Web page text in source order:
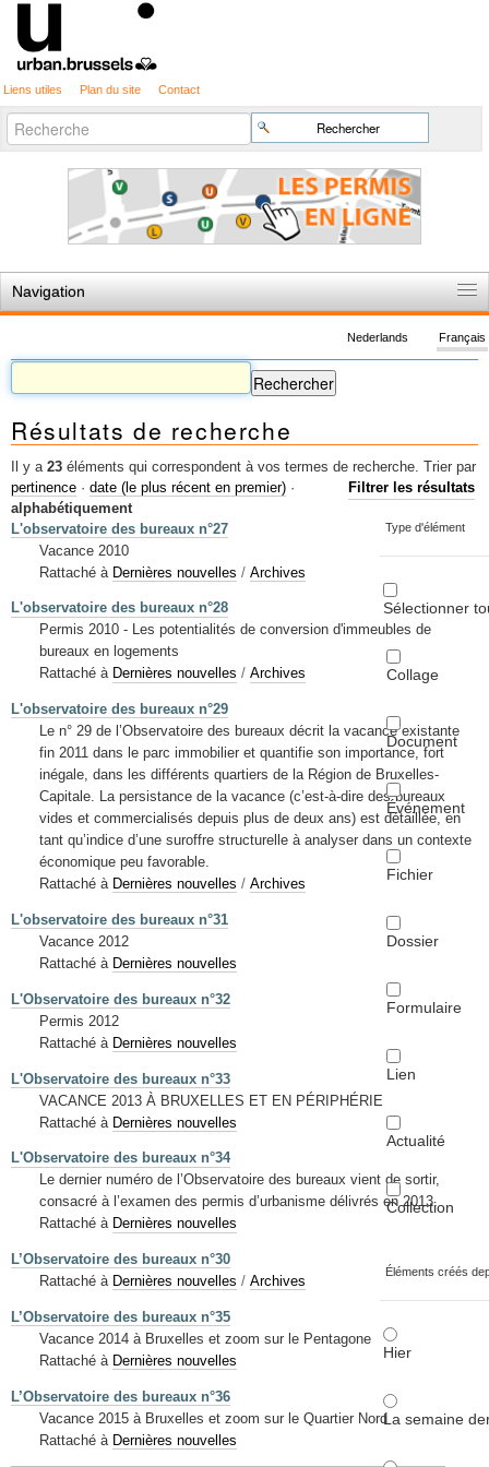
Liens utiles Plan du site Contact
Chercher par
Recherche
avancée…
Navigation
Règles du jeu
Permis d'urbanisme
Cartographie
Etudes et publications
Mots-clés
Renseignements urbanistiques
Français
Nederlands
Résultats de recherche
Il y a 23 éléments qui correspondent à vos termes de recherche.
Filtrer les résultats
Type d'élément
Sélectionner
Collage
Document
Événement
Fichier
Dossier
Formulaire
Lien
Actualité
Collection
Éléments créés
Hier
La semaine
Trier par
pertinence · date (le plus récent en premier) ·
alphabétiquement
L'observatoire des bureaux n°27
Vacance 2010
Rattaché à Dernières nouvelles / Archives
L'observatoire des bureaux n°28
Permis 2010 - Les potentialités de conversion d'immeubles de
bureaux en logements
Rattaché à Dernières nouvelles / Archives
L'observatoire des bureaux n°29
Le n° 29 de l’Observatoire des bureaux décrit la vacance existante
fin 2011 dans le parc immobilier et quantifie son importance, fort
inégale, dans les différents quartiers de la Région de Bruxelles-
Capitale. La persistance de la vacance (c’est-à-dire des bureaux
vides et commercialisés depuis plus de deux ans) est détaillée, en
tant qu’indice d’une suroffre structurelle à analyser dans un contexte
économique peu favorable.
Rattaché à Dernières nouvelles / Archives
L'observatoire des bureaux n°31
Vacance 2012
Rattaché à Dernières nouvelles
L'Observatoire des bureaux n°32
Permis 2012
Rattaché à Dernières nouvelles
L'Observatoire des bureaux n°33
VACANCE 2013 À BRUXELLES ET EN PÉRIPHÉRIE
Rattaché à Dernières nouvelles
L'Observatoire des bureaux n°34
Le dernier numéro de l’Observatoire des bureaux vient de sortir,
consacré à l’examen des permis d’urbanisme délivrés en 2013.
Rattaché à Dernières nouvelles
L’Observatoire des bureaux n°30
Rattaché à Dernières nouvelles / Archives
L’Observatoire des bureaux n°35
Vacance 2014 à Bruxelles et zoom sur le Pentagone
Rattaché à Dernières nouvelles
L’Observatoire des bureaux n°36
Vacance 2015 à Bruxelles et zoom sur le Quartier Nord
Rattaché à Dernières nouvelles